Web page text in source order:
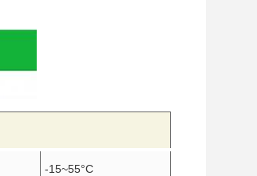
-15~55°C